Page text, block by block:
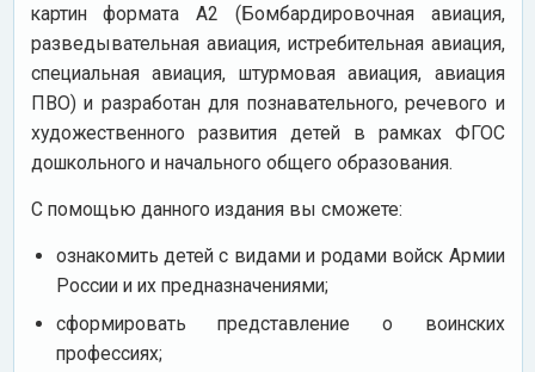
картин формата А2 (Бомбардировочная авиация,
разведывательная авиация, истребительная авиация,
специальная авиация, штурмовая авиация, авиация
ПВО) и разработан для познавательного, речевого и
художественного развития детей в рамках ФГОС
дошкольного и начального общего образования.
С помощью данного издания вы сможете:
ознакомить детей с видами и родами войск Армии
России и их предназначениями;
сформировать представление о воинских
профессиях;